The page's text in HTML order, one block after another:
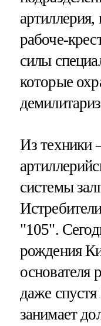
рабоче-
силы
которые
Из
системы
"105".
рождения
основателя
даже
занимает